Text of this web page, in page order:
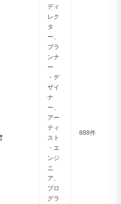
ディ
レク
タ
ー、
プラ
ンナ
ー
・デ
ザイ
ナ
ー、
アー
ティ
スト
・エ
ンジ
ニ
ア、
プロ
グラ
888件